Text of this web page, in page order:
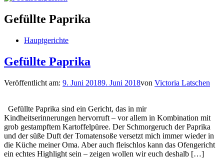
Gefüllte Paprika
Hauptgerichte
Gefüllte Paprika
Veröffentlicht am: 9. Juni 20189. Juni 2018von Victoria Latschen
Gefüllte Paprika sind ein Gericht, das in mir
Kindheitserinnerungen hervorruft – vor allem in Kombination mit
grob gestampftem Kartoffelpüree. Der Schmorgeruch der Paprika
und der süße Duft der Tomatensoße versetzt mich immer wieder in
die Küche meiner Oma. Aber auch fleischlos kann das Ofengericht
ein echtes Highlight sein – zeigen wollen wir euch deshalb […]